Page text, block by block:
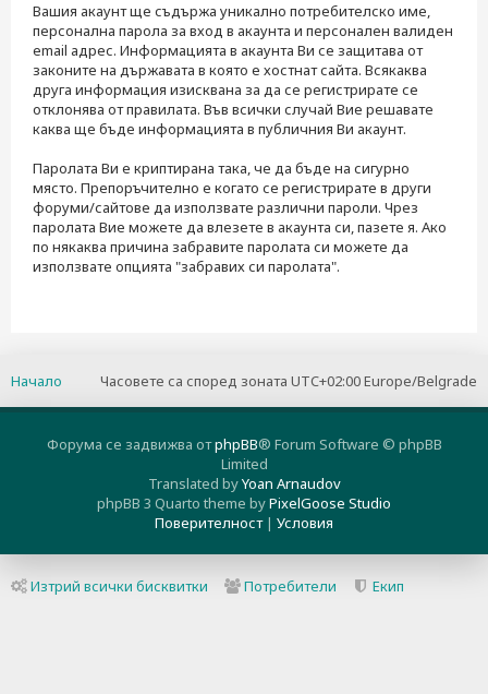
Вашия акаунт ще съдържа уникално потребителско име,
персонална парола за вход в акаунта и персонален валиден
email адрес. Информацията в акаунта Ви се защитава от
законите на държавата в която е хостнат сайта. Всякаква
друга информация изисквана за да се регистрирате се
отклонява от правилата. Във всички случай Вие решавате
каква ще бъде информацията в публичния Ви акаунт.
Паролата Ви е криптирана така, че да бъде на сигурно
място. Препоръчително е когато се регистрирате в други
форуми/сайтове да използвате различни пароли. Чрез
паролата Вие можете да влезете в акаунта си, пазете я. Ако
по някаква причина забравите паролата си можете да
използвате опцията "забравих си паролата".
Часовете са според зоната UTC+02:00 Europe/Belgrade
Начало
Форума се задвижва отphpBB® Forum Software © phpBB
Limited
Translated byYoan Arnaudov
phpBB 3 Quarto theme byPixelGoose Studio
Поверителност| Условия
Изтрий всички бисквитки Потребители Екип